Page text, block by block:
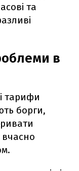
та
в
тарифи
борги,
вчасно